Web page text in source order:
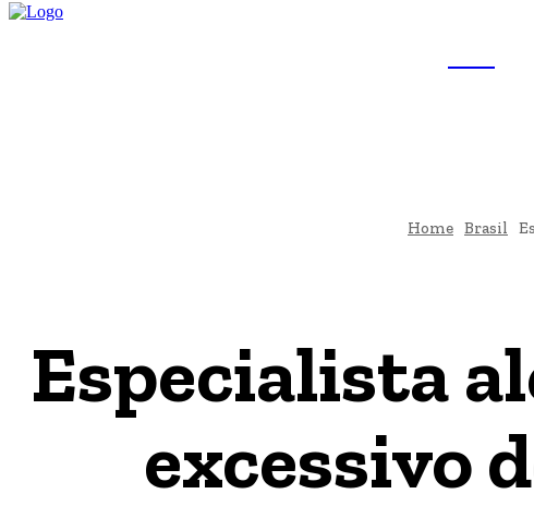
Home Brasil
Especialista
excessivo